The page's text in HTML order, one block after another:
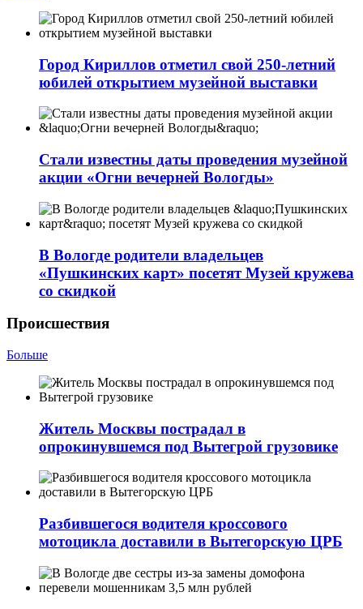
Город Кириллов отметил свой 250-летний
юбилей открытием музейной выставки
Стали известны даты проведения музейной
акции «Огни вечерней Вологды»
В Вологде родители владельцев
«Пушкинских карт» посетят Музей кружева
со скидкой
Происшествия
Больше
Житель Москвы пострадал в
опрокинувшемся под Вытегрой грузовике
Разбившегося водителя кроссового
мотоцикла доставили в Вытегорскую ЦРБ